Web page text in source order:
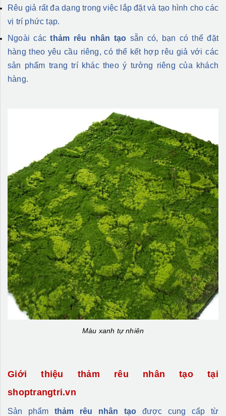
Rêu giả rất đa dạng trong việc lắp đặt và tạo hình cho các
vị trí phức tạp.
Ngoài cácthảm rêu nhân tạo sẵn có, bạn có thể đặt
hàng theo yêu cầu riêng, có thể kết hợp rêu giả với các
sản phẩm trang trí khác theo ý tưởng riêng của khách
hàng.
Màu xanh tự nhiên
Giới thiệu thảm rêu nhân tạo tại
shoptrangtri.vn
Sản phẩm thảm rêu nhân tạo được cung cấp từ